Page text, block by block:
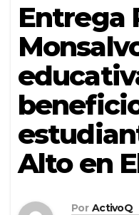
Entrega
Alto en
Por ActivoQ